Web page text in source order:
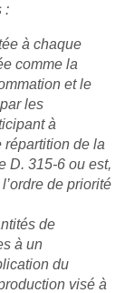
:
à chaque
comme la
et le
les
à
répartition de la
D. 315-6 ou est,
de priorité
de
à un
du
visé à